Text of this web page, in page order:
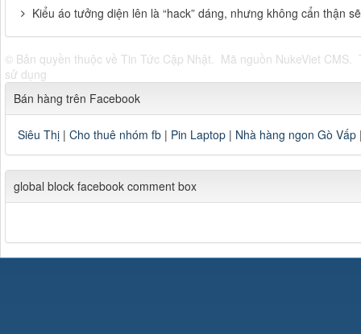
Kiểu áo tưởng diện lên là “hack” dáng, nhưng không cẩn thận
© Bản quyền thuộc về Tin Tức Cập Nhật. Mã nguồn NukeViet CMS.
sử dụng
Bán hàng trên Facebook
Siêu Thị | Cho thuê nhóm fb | Pin Laptop | Nhà hàng ngon Gò Vấp
global block facebook comment box